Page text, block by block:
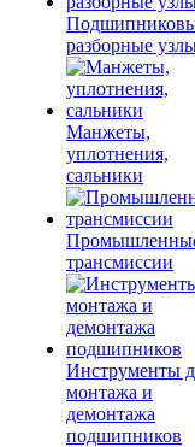
разборные
Манжеты,
уплотнения,
сальники
трансмиссии
Инструменты
монтажа и
демонтажа
подшипников